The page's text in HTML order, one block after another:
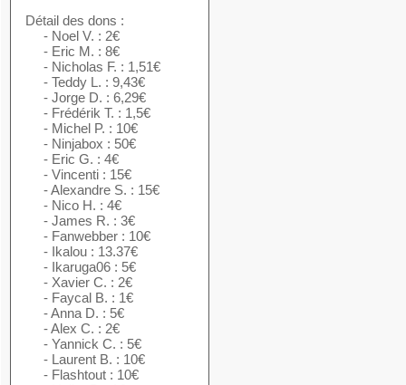
Détail des dons :
- Noel V. : 2€
- Eric M. : 8€
- Nicholas F. : 1,51€
- Teddy L. : 9,43€
- Jorge D. : 6,29€
- Frédérik T. : 1,5€
- Michel P. : 10€
- Ninjabox : 50€
- Eric G. : 4€
- Vincenti : 15€
- Alexandre S. : 15€
- Nico H. : 4€
- James R. : 3€
- Fanwebber : 10€
- Ikalou : 13.37€
- Ikaruga06 : 5€
- Xavier C. : 2€
- Faycal B. : 1€
- Anna D. : 5€
- Alex C. : 2€
- Yannick C. : 5€
- Laurent B. : 10€
- Flashtout : 10€